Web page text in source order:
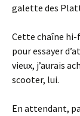
galette des
Cette chaîne hi-
pour essayer
vieux, j’aurais
scooter, lui.
En attendant,